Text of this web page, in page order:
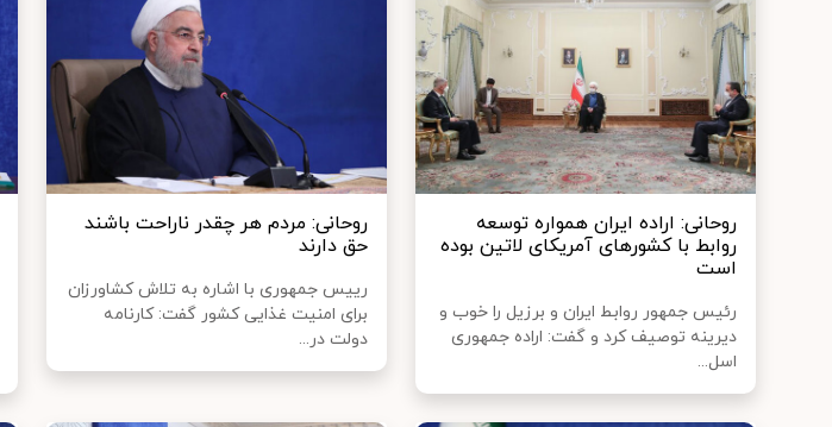
روحانی: اراده ایران همواره توسعه
روابط با کشورهای آمریکای لاتین بوده
است
رئیس جمهور روابط ایران و برزیل را خوب و
دیرینه توصیف کرد و گفت: اراده جمهوری
اسل...
روحانی: مردم هر چقدر ناراحت باشند
حق دارند
رییس جمهوری با اشاره به تلاش کشاورزان
برای امنیت غذایی کشور گفت: کارنامه
دولت در...